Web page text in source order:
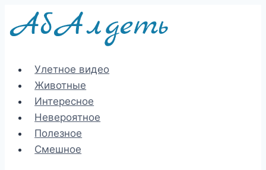
Перейти
Улетное видео
Животные
Интересное
Невероятное
Полезное
Смешное